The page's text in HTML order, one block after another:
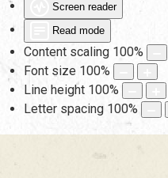
Screen reader
Read mode
Content scaling 100%
Font size 100%
Line height 100%
Letter spacing 100%